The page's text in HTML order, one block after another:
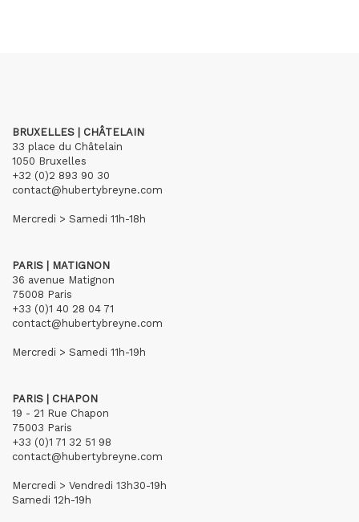
BRUXELLES | CHÂTELAIN
33 place du Châtelain
1050 Bruxelles
+32 (0)2 893 90 30
contact@hubertybreyne.com
Mercredi > Samedi 11h-18h
PARIS | MATIGNON
36 avenue Matignon
75008 Paris
+33 (0)1 40 28 04 71
contact@hubertybreyne.com
Mercredi > Samedi 11h-19h
PARIS | CHAPON
19 - 21 Rue Chapon
75003 Paris
+33 (0)1 71 32 51 98
contact@hubertybreyne.com
Mercredi > Vendredi 13h30-19h
Samedi 12h-19h